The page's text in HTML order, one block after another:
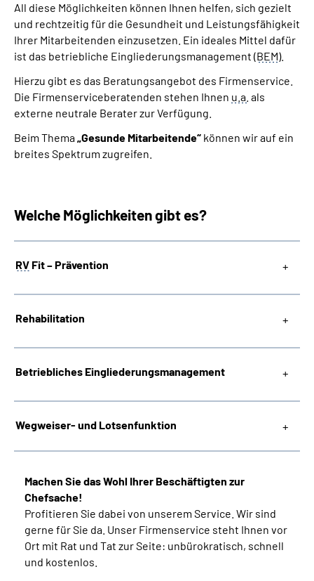
All diese Möglichkeiten können Ihnen helfen, sich gezielt
und rechtzeitig für die Gesundheit und Leistungsfähigkeit
Ihrer Mitarbeitenden einzusetzen. Ein ideales Mittel dafür
ist das betriebliche Eingliederungsmanagement (BEM).
Hierzu gibt es das Beratungsangebot des Firmenservice.
Die Firmenserviceberatenden stehen Ihnen u.a. als
externe neutrale Berater zur Verfügung.
Beim Thema„Gesunde Mitarbeitende“ können wir auf ein
breites Spektrum zugreifen.
Welche Möglichkeiten gibt es?
RV Fit – Prävention
Rehabilitation
Betriebliches Eingliederungsmanagement
Wegweiser- und Lotsenfunktion
Machen Sie das Wohl Ihrer Beschäftigten zur
Chefsache!
Profitieren Sie dabei von unserem Service. Wir sind
gerne für Sie da. Unser Firmenservice steht Ihnen vor
Ort mit Rat und Tat zur Seite: unbürokratisch, schnell
und kostenlos.